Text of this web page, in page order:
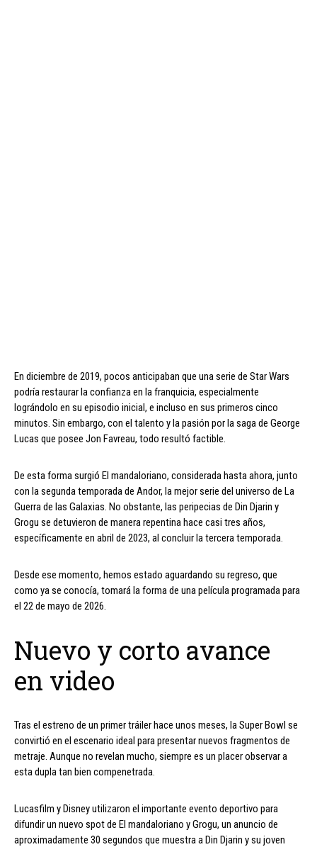
En diciembre de 2019, pocos anticipaban que una serie de Star Wars
podría restaurar la confianza en la franquicia, especialmente
lográndolo en su episodio inicial, e incluso en sus primeros cinco
minutos. Sin embargo, con el talento y la pasión por la saga de George
Lucas que posee Jon Favreau, todo resultó factible.
De esta forma surgió El mandaloriano, considerada hasta ahora, junto
con la segunda temporada de Andor, la mejor serie del universo de La
Guerra de las Galaxias. No obstante, las peripecias de Din Djarin y
Grogu se detuvieron de manera repentina hace casi tres años,
específicamente en abril de 2023, al concluir la tercera temporada.
Desde ese momento, hemos estado aguardando su regreso, que
como ya se conocía, tomará la forma de una película programada para
el 22 de mayo de 2026.
Nuevo y corto avance
en video
Tras el estreno de un primer tráiler hace unos meses, la Super Bowl se
convirtió en el escenario ideal para presentar nuevos fragmentos de
metraje. Aunque no revelan mucho, siempre es un placer observar a
esta dupla tan bien compenetrada.
Lucasfilm y Disney utilizaron el importante evento deportivo para
difundir un nuevo spot de El mandaloriano y Grogu, un anuncio de
aproximadamente 30 segundos que muestra a Din Djarin y su joven